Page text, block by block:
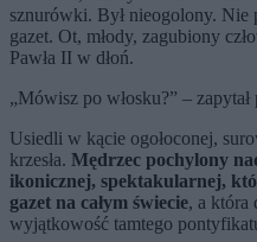
sznurówki. Był nieogolony. Nie
gazet. Ot, młody, zagubiony
Pawła II w dłoń.
„Mówisz po włosku?” – zapytał
Usiedli w kącie ogołoconej,
krzesła. Mędrzec pochylony
ikonicznej, spektakularnej,
gazet na całym świecie, a która
wyjątkowość tamtego